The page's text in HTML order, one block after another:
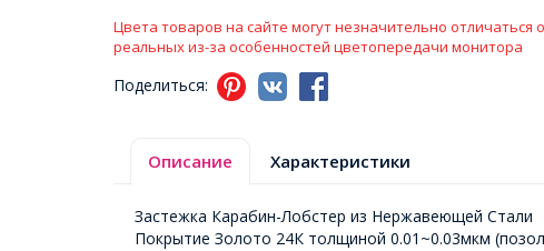
Цвета товаров на сайте могут незначительно отличаться
реальных из-за особенностей цветопередачи монитора
Поделиться:
Описание Характеристики
Застежка Карабин-Лобстер из Нержавеющей Стали
Покрытие Золото 24К толщиной 0.01~0.03мкм